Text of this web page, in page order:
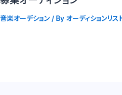
音楽オーデション/ By オーディションリス